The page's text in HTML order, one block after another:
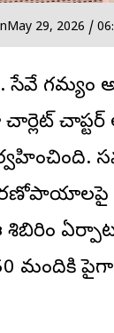
May 29, 2026 /
గమ్యం
చాప్టర్
శిబిరిం
మందికి పైగా